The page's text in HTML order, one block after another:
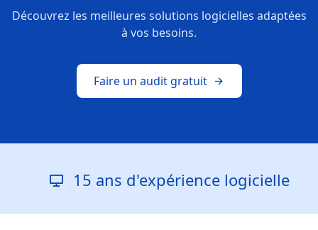
Découvrez les meilleures solutions logicielles adaptées
à vos besoins.
Faire un audit gratuit
15 ans d'expérience logicielle